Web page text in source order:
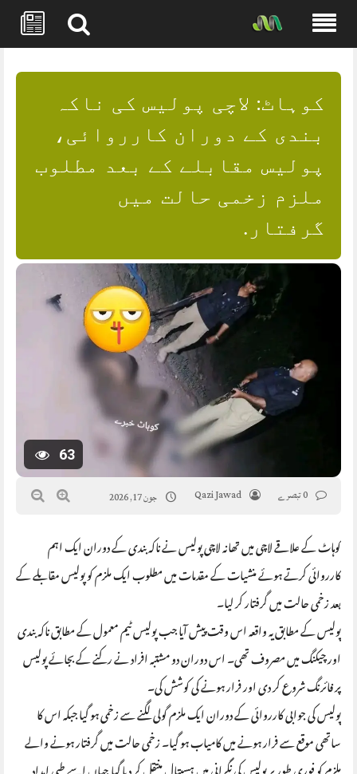
content
کوہاٹ: لاچی پولیس کی ناکہ
بندی کے دوران کارروائی،
پولیس مقابلے کے بعد مطلوب
ملزم زخمی حالت میں
گرفتار.
63
Qazi Jawad جون 17, 2026
کوہاٹ کے علاقے لاچی میں تھانہ لاچی پولیس نے ناکہ بندی کے دوران ایک اہم
کارروائی کرتے ہوئے منشیات کے مقدمات میں مطلوب ایک ملزم کو پولیس مقابلے کے
بعد زخمی حالت میں گرفتار کر لیا۔
پولیس کے مطابق یہ واقعہ اس وقت پیش آیا جب پولیس ٹیم معمول کے مطابق ناکہ بندی
اور چیکنگ میں مصروف تھی۔ اس دوران دو مشتبہ افراد نے رکنے کے بجائے پولیس
پر فائرنگ شروع کر دی اور فرار ہونے کی کوشش کی۔
پولیس کی جوابی کارروائی کے دوران ایک ملزم گولی لگنے سے زخمی ہو گیا جبکہ اس کا
ساتھی موقع سے فرار ہونے میں کامیاب ہو گیا۔ زخمی حالت میں گرفتار ہونے والے
ملزم کو فوری طور پر پولیس کی نگرانی میں ہسپتال منتقل کر دیا گیا جہاں اسے طبی امداد